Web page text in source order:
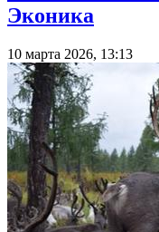
Эконика
10 марта 2026, 13:13